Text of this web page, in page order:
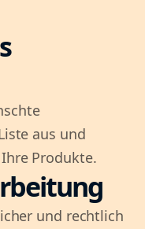
aus und
Produkte.
und rechtlich